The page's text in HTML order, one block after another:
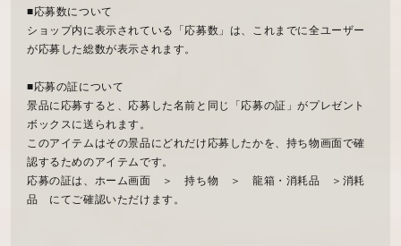
■応募数について
ショップ内に表示されている「応募数」は、これまでに全ユーザー
が応募した総数が表示されます。
■応募の証について
景品に応募すると、応募した名前と同じ「応募の証」がプレゼント
ボックスに送られます。
このアイテムはその景品にどれだけ応募したかを、持ち物画面で確
認するためのアイテムです。
応募の証は、ホーム画面 ＞ 持ち物 ＞ 龍箱・消耗品 ＞消耗
品 にてご確認いただけます。